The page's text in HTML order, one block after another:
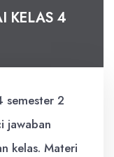
KELAS 4
semester 2
jawaban
kelas. Materi